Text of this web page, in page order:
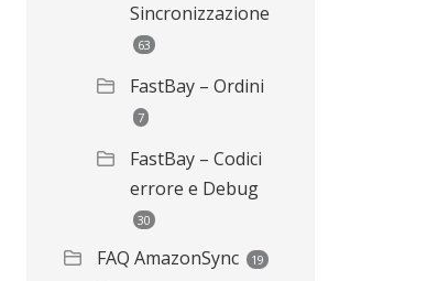
Sincronizzazione
63
FastBay – Ordini
7
FastBay – Codici
errore e Debug
30
FAQ AmazonSync 19